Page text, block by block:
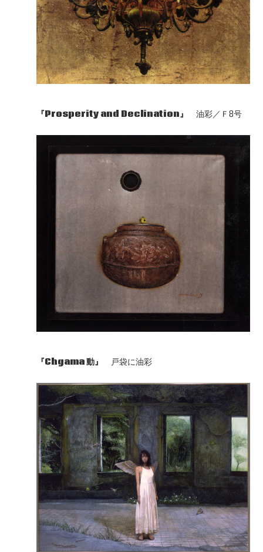
『Prosperity and Declination』 油彩／Ｆ8号
『Chgama 動』 戸袋に油彩